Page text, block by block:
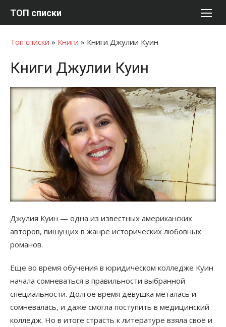
ТОП списки
Топ списки » Книги » Книги Джулии Куин
Книги Джулии Куин
Джулия Куин — одна из известных американских
авторов, пишущих в жанре исторических любовных
романов.
Еще во время обучения в юридическом колледже Куин
начала сомневаться в правильности выбранной
специальности. Долгое время девушка металась и
сомневалась, и даже смогла поступить в медицинский
колледж. Но в итоге страсть к литературе взяла своё и